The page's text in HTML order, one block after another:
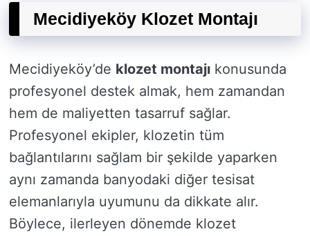
Mecidiyeköy Klozet Montajı
Mecidiyeköy’de klozet montajı konusunda
profesyonel destek almak, hem zamandan
hem de maliyetten tasarruf sağlar.
Profesyonel ekipler, klozetin tüm
bağlantılarını sağlam bir şekilde yaparken
aynı zamanda banyodaki diğer tesisat
elemanlarıyla uyumunu da dikkate alır.
Böylece, ilerleyen dönemde klozet